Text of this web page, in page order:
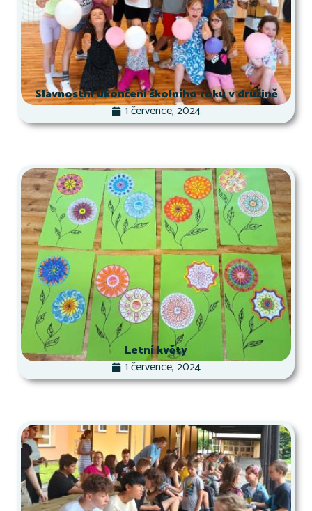
Slavnostní ukončení školního roku v družině
1 července, 2024
Letní květy
1 července, 2024